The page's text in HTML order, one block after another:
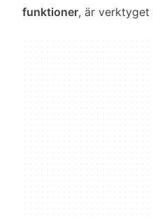
funktioner, är verktyget